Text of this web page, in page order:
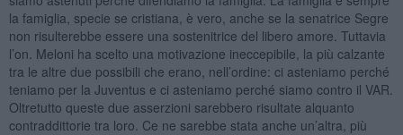
la famiglia, specie se cristiana, è vero, anche se la senatrice Segre
non risulterebbe essere una sostenitrice del libero amore. Tuttavia
l’on. Meloni ha scelto una motivazione ineccepibile, la più calzante
tra le altre due possibili che erano, nell’ordine: ci asteniamo perché
teniamo per la Juventus e ci asteniamo perché siamo contro il VAR.
Oltretutto queste due asserzioni sarebbero risultate alquanto
contraddittorie tra loro. Ce ne sarebbe stata anche un’altra, più